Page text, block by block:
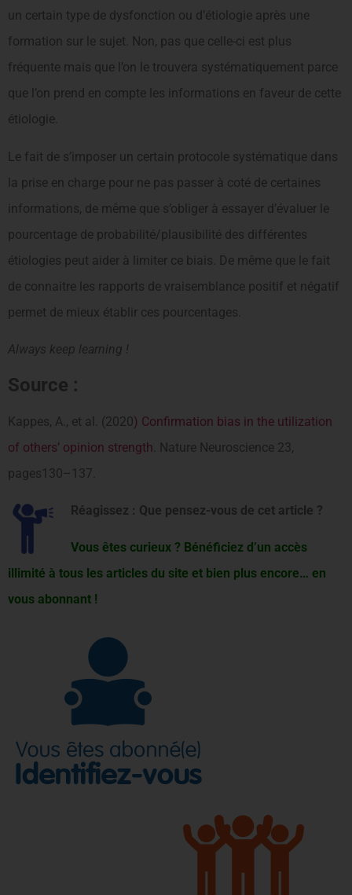
un certain type de dysfonction ou d’étiologie après une
formation sur le sujet. Non, pas que celle-ci est plus
fréquente mais que l’on le trouvera systématiquement parce
que l’on prend en compte les informations en faveur de cette
étiologie.
Le fait de s’imposer un certain protocole systématique dans
la prise en charge pour ne pas passer à coté de certaines
informations, de même que s’obliger à essayer d’évaluer le
pourcentage de probabilité/plausibilité des différentes
étiologies peut aider à limiter ce biais. De même que le fait
de connaitre les rapports de vraisemblance positif et négatif
permet de mieux établir ces pourcentages.
Always keep learning !
Source :
Kappes, A., et al. (2020) Confirmation bias in the utilization
of others’ opinion strength . Nature Neuroscience 23,
pages130–137.
Réagissez : Que pensez-vous de cet article ?
Vous êtes curieux ? Bénéficiez d’un accès
illimité à tous les articles du site et bien plus encore… en
vous abonnant !